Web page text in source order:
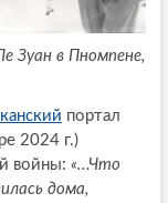
Зуан в Пномпене,
портал
2024 г.)
войны: «...Что
дома,